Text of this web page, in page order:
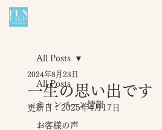
All Posts
キャンペーン情報
お客様の声
All Posts
一生の思い出です
2024年8月23日
更新日：2025年4月17日